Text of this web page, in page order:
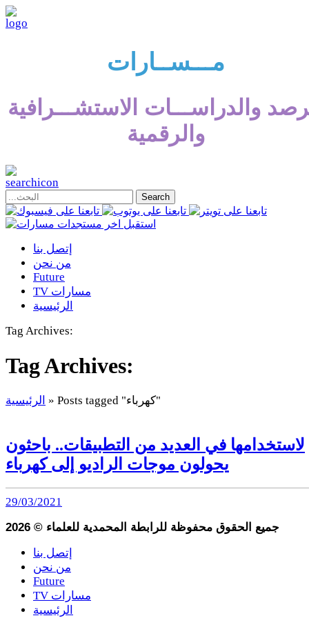
مـــســارات
والدراســـات الاستشـــرافية
والرقمية
إتصل بنا
من نحن
Future
TV مسارات
الرئيسية
Tag Archives:
Tag Archives:
الرئيسية » Posts tagged "كهرباء"
لاستخدامها في العديد من التطبيقات.. باحثون
يحولون موجات الراديو إلى كهرباء
29/03/2021
2026 © جميع الحقوق محفوظة للرابطة المحمدية للعلماء
إتصل بنا
من نحن
Future
TV مسارات
الرئيسية